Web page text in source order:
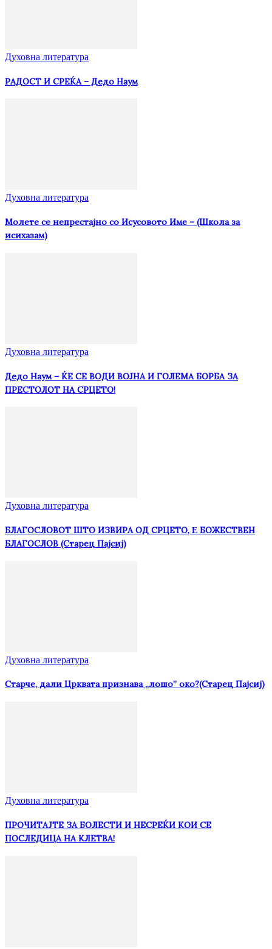
Духовна литература
РАДОСТ И СРЕЌА – Дедо Наум
Духовна литература
Молете се непрестајно со Исусовото Име – (Школа за
исихазам)
Духовна литература
Дедо Наум – ЌЕ СЕ ВОДИ ВОЈНА И ГОЛЕМА БОРБА ЗА
ПРЕСТОЛОТ НА СРЦЕТО!
Духовна литература
БЛАГОСЛОВОТ ШТО ИЗВИРА ОД СРЦЕТО, Ε БОЖЕСТВЕН
БЛАГОСЛОВ (Старец Пајсиј)
Духовна литература
Старче, дали Црквата признава „лошо” око?(Старец Пајсиј)
Духовна литература
ПРОЧИТАЈТЕ ЗА БОЛЕСТИ И НЕСРЕЌИ КОИ СЕ
ПОСЛЕДИЦА НА КЛЕТВА!